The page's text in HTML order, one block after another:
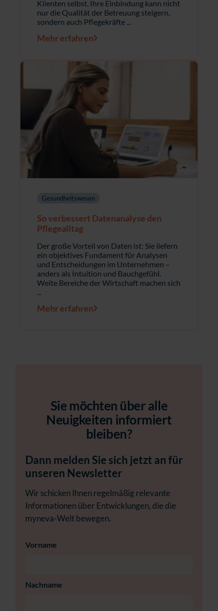
Klienten selbst. Ihre Einbindung kann nicht
nur die Qualität der Betreuung steigern,
sondern auch Pflegekräfte ...
Mehr erfahren
Gesundheitswesen
So verbessert Datenanalyse den
Pflegealltag
Der große Vorteil von Daten ist: Sie liefern
ein objektives Fundament für Analysen
und Entscheidungen im Unternehmen –
anders als Intuition und Bauchgefühl.
Weite Bereiche der Wirtschaft machen sich
...
Mehr erfahren
Sie möchten über alle
Neuigkeiten informiert
bleiben?
Dann melden Sie sich jetzt an für
unseren Newsletter
Wir schicken Ihnen regelmäßig relevante
Informationen über Entwicklungen, die die
myneva-Welt bewegen.
Vorname
Nachname